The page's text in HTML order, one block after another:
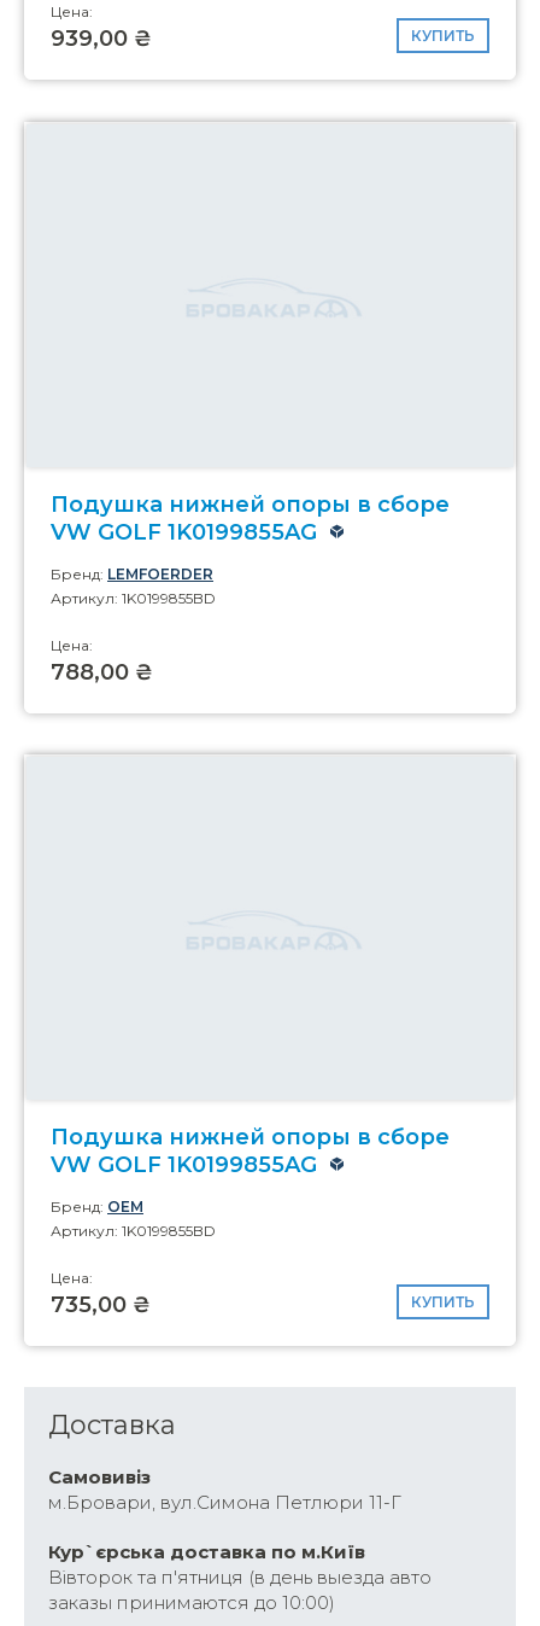
Цена:
939,00 ₴ КУПИТЬ
Подушка нижней опоры в сборе
VW GOLF 1K0199855AG
Бренд: LEMFOERDER
Артикул: 1K0199855BD
Цена:
788,00 ₴
Подушка нижней опоры в сборе
VW GOLF 1K0199855AG
Бренд: OEM
Артикул: 1K0199855BD
Цена:
735,00 ₴ КУПИТЬ
Доставка
Самовивіз
м.Бровари, вул.Симона Петлюри 11-Г
Кур`єрська доставка по м.Київ
Вівторок та п'ятниця (в день выезда авто
заказы принимаются до 10:00)